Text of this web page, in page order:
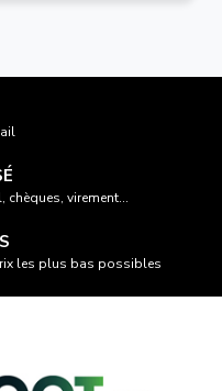
chèques, virement...
les plus bas possibles